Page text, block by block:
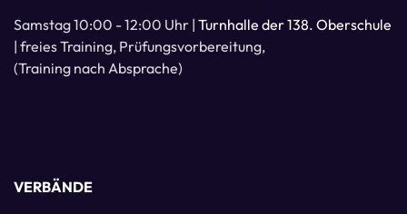
Samstag 10:00 - 12:00 Uhr | Turnhalle der 138. Oberschule
| freies Training, Prüfungsvorbereitung,
(Training nach Absprache)
VERBÄNDE